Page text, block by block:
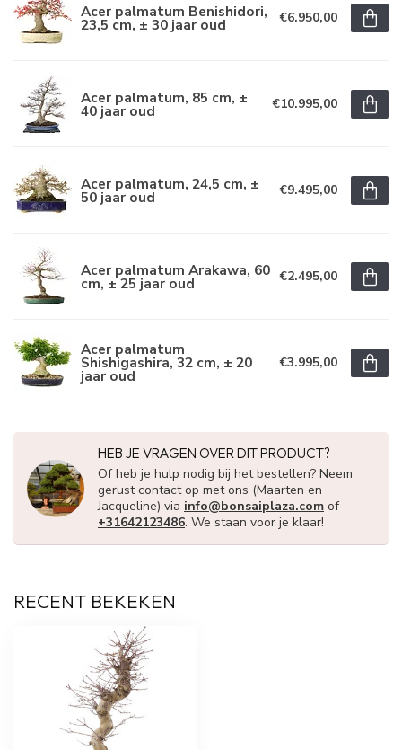
Acer palmatum Benishidori,
23,5 cm, ± 30 jaar oud €6.950,00
Acer palmatum, 85 cm, ±
40 jaar oud €10.995,00
Acer palmatum, 24,5 cm, ±
50 jaar oud €9.495,00
Acer palmatum Arakawa, 60
cm, ± 25 jaar oud €2.495,00
Acer palmatum
Shishigashira, 32 cm, ± 20
jaar oud
€3.995,00
HEB JE VRAGEN OVER DIT PRODUCT?
Of heb je hulp nodig bij het bestellen? Neem
gerust contact op met ons (Maarten en
Jacqueline) via info@bonsaiplaza.com of
+31642123486. We staan voor je klaar!
RECENT BEKEKEN